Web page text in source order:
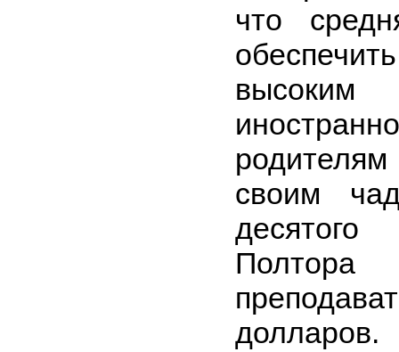
что
своим
десятого